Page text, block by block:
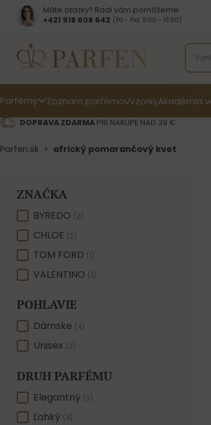
Máte otázky? Radi vám pomôžeme
+421 918 608 642‬ (Po - Pia: 9:00 - 16:00)
Parfémy Zoznam parfémovVzorkyAkadémia
DOPRAVA ZDARMA PRI NÁKUPE NAD 39 €
Parfen.sk > africký pomarančový kvet
ZNAČKA
ZNAČKA
BYREDO (2)
CHLOE (2)
TOM FORD (1)
VALENTINO (1)
POHLAVIE
POHLAVIE
Dámske (4)
Unisex (2)
DRUH PARFÉMU
DRUH PARFÉMU
Elegantný (3)
Ľahký (4)